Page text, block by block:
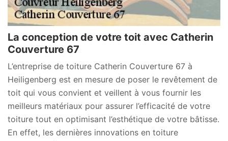
La conception de votre toit avec Catherin
Couverture 67
L’entreprise de toiture Catherin Couverture 67 à
Heiligenberg est en mesure de poser le revêtement de
toit qui vous convient et veillent à vous fournir les
meilleurs matériaux pour assurer l’efficacité de votre
toiture tout en optimisant l’esthétique de votre bâtisse.
En effet, les dernières innovations en toiture